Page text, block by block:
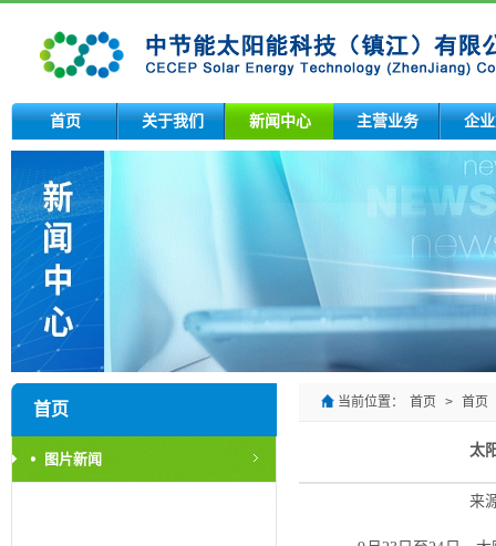
首页 关于我们 新闻中心 主营业务 企
首页
图片新闻
当前位置： 首页 > 首页
太
来